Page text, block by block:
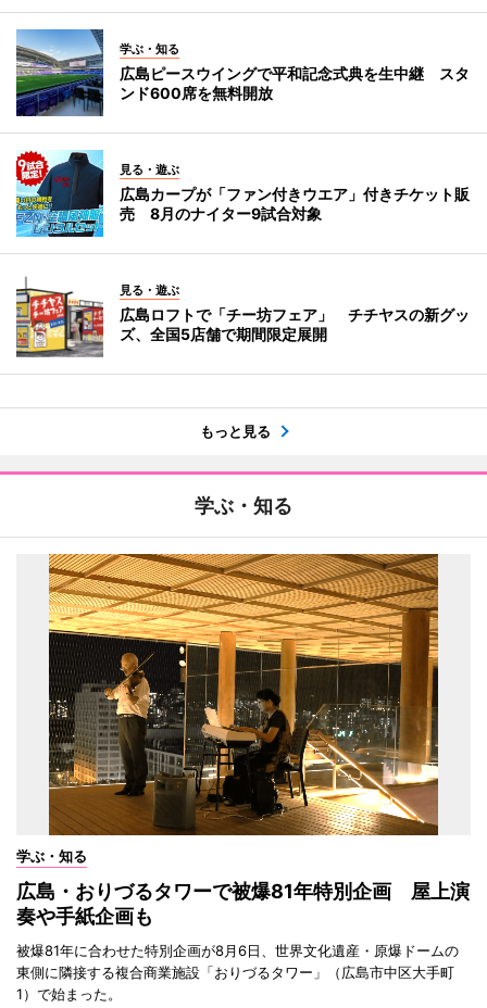
学ぶ・知る
広島ピースウイングで平和記念式典を生中継 スタ
ンド600席を無料開放
見る・遊ぶ
広島カープが「ファン付きウエア」付きチケット販
売 8月のナイター9試合対象
見る・遊ぶ
広島ロフトで「チー坊フェア」 チチヤスの新グッ
ズ、全国5店舗で期間限定展開
もっと見る
学ぶ・知る
学ぶ・知る
広島・おりづるタワーで被爆81年特別企画 屋上演
奏や手紙企画も
被爆81年に合わせた特別企画が8月6日、世界文化遺産・原爆ドームの
東側に隣接する複合商業施設「おりづるタワー」（広島市中区大手町
1）で始まった。